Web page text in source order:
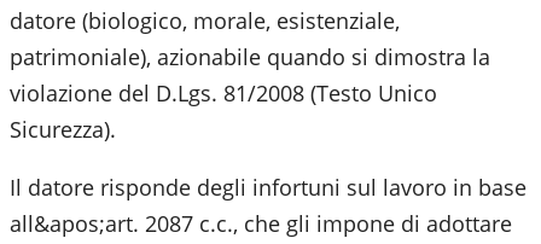
datore (biologico, morale, esistenziale,
patrimoniale), azionabile quando si dimostra la
violazione del D.Lgs. 81/2008 (Testo Unico
Sicurezza).
Il datore risponde degli infortuni sul lavoro in base
all&apos;art. 2087 c.c., che gli impone di adottare